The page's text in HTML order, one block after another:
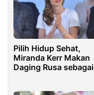
Pilih Hidup Sehat,
Miranda Kerr Makan
Daging Rusa sebagai